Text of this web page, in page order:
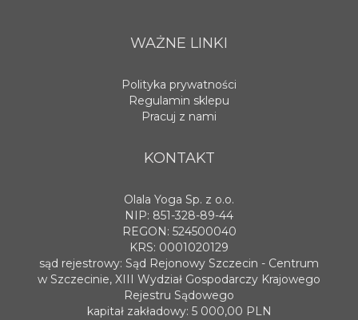
WAŻNE LINKI
Polityka prywatności
Regulamin sklepu
Pracuj z nami
KONTAKT
Olala Yoga Sp. z o.o.
NIP: 851-328-89-44
REGON: 524500040
KRS: 0001020129
sąd rejestrowy: Sąd Rejonowy Szczecin - Centrum
w Szczecinie, XIII Wydział Gospodarczy Krajowego
Rejestru Sądowego
kapitał zakładowy: 5 000,00 PLN